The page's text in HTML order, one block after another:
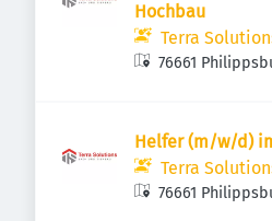
Hochbau
Terra
76661
Helfer (m/w/d)
Terra
76661